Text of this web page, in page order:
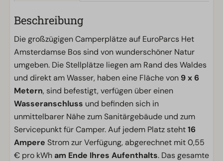
Beschreibung
Die großzügigen Camperplätze auf EuroParcs Het
Amsterdamse Bos sind von wunderschöner Natur
umgeben. Die Stellplätze liegen am Rand des Waldes
und direkt am Wasser, haben eine Fläche von 9 x 6
Metern, sind befestigt, verfügen über einen
Wasseranschluss und befinden sich in
unmittelbarer Nähe zum Sanitärgebäude und zum
Servicepunkt für Camper. Auf jedem Platz steht16
Ampere Strom zur Verfügung, abgerechnet mit 0,55
€ pro kWh am Ende Ihres Aufenthalts. Das gesamte